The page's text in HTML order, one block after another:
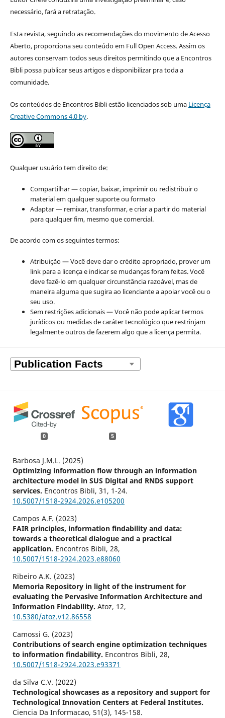
necessário, fará a retratação.
Esta revista, seguindo as recomendações do movimento de Acesso
Aberto, proporciona seu conteúdo em Full Open Access. Assim os
autores conservam todos seus direitos permitindo que a Encontros
Bibli possa publicar seus artigos e disponibilizar pra toda a
comunidade.
Os conteúdos de Encontros Bibli estão licenciados sob uma Licença
Creative Commons 4.0 by.
Qualquer usuário tem direito de:
Compartilhar — copiar, baixar, imprimir ou redistribuir o
material em qualquer suporte ou formato
Adaptar — remixar, transformar, e criar a partir do material
para qualquer fim, mesmo que comercial.
De acordo com os seguintes termos:
Atribuição — Você deve dar o crédito apropriado, prover um
link para a licença e indicar se mudanças foram feitas. Você
deve fazê-lo em qualquer circunstância razoável, mas de
maneira alguma que sugira ao licenciante a apoiar você ou o
seu uso.
Sem restrições adicionais — Você não pode aplicar termos
jurídicos ou medidas de caráter tecnológico que restrinjam
legalmente outros de fazerem algo que a licença permita.
0 5
Barbosa J.M.L. (2025)
Optimizing information flow through an information
architecture model in SUS Digital and RNDS support
services. Encontros Bibli, 31 , 1-24.
10.5007/1518-2924.2026.e105200
Campos A.F. (2023)
FAIR principles, information findability and data:
towards a theoretical dialogue and a practical
application. Encontros Bibli, 28,
10.5007/1518-2924.2023.e88060
Ribeiro A.K. (2023)
Memoria Repository in light of the instrument for
evaluating the Pervasive Information Architecture and
Information Findability. Atoz, 12,
10.5380/atoz.v12.86558
Camossi G. (2023)
Contributions of search engine optimization techniques
to information findability. Encontros Bibli, 28,
10.5007/1518-2924.2023.e93371
da Silva C.V. (2022)
Technological showcases as a repository and support for
Technological Innovation Centers at Federal Institutes.
Ciencia Da Informacao, 51 (3), 145-158.